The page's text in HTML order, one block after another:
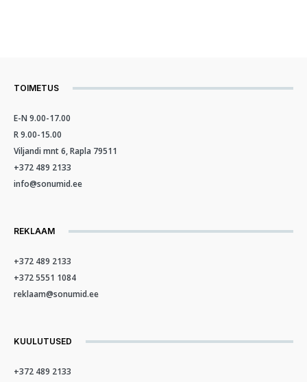
TOIMETUS
E-N 9.00-17.00
R 9.00-15.00
Viljandi mnt 6, Rapla 79511
+372 489 2133
info@sonumid.ee
REKLAAM
+372 489 2133
+372 5551 1084
reklaam@sonumid.ee
KUULUTUSED
+372 489 2133